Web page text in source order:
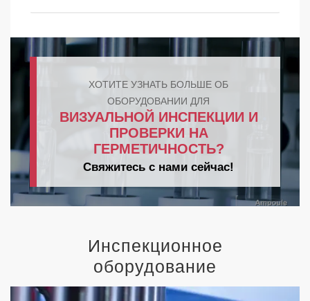
ХОТИТЕ УЗНАТЬ БОЛЬШЕ ОБ
ОБОРУДОВАНИИ ДЛЯ
ВИЗУАЛЬНОЙ ИНСПЕКЦИИ И
ПРОВЕРКИ НА
ГЕРМЕТИЧНОСТЬ?
Свяжитесь с нами сейчас!
Инспекционное
оборудование